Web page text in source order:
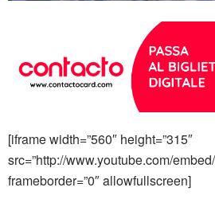
[iframe width=”560″ height=”315″
src=”http://www.youtube.com/
frameborder=”0″ allowfullscreen]